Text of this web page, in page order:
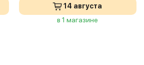
14 августа
в 1 магазине